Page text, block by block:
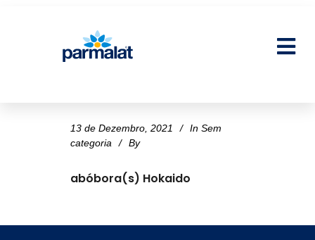
13 de Dezembro, 2021 In Sem
categoria
By
abóbora(s) Hokaido